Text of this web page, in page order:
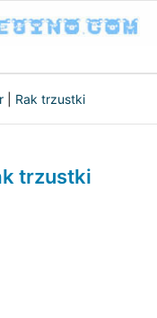
Rak trzustki
trzustki